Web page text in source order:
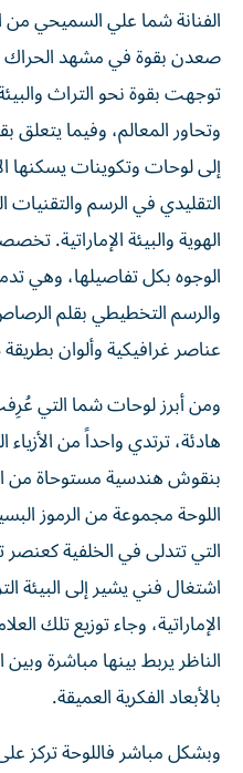
الفنانة شما علي السميحي من
صعدن بقوة في مشهد الحراك
توجهت بقوة نحو التراث
وتحاور المعالم، وفيما يتعلق
إلى لوحات وتكوينات يسكنها
التقليدي في الرسم
الهوية والبيئة
الوجوه بكل تفاصيلها، وهي
والرسم التخطيطي بقلم
عناصر غرافيكية وألوان
ومن أبرز لوحات شما التي
هادئة، ترتدي واحداً من الأزياء
بنقوش هندسية مستوحاة من
اللوحة مجموعة من الرموز
التي تتدلى في الخلفية
اشتغال فني يشير إلى البيئة
الإماراتية، وجاء توزيع تلك
الناظر يربط بينها مباشرة
بالأبعاد الفكرية العميقة.
وبشكل مباشر فاللوحة تركز